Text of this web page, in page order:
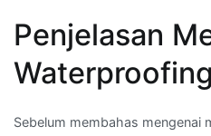
Penjelasan
Sebelum membahas mengenai